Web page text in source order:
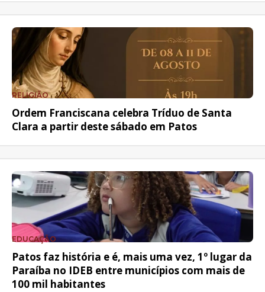
RELIGIÃO
Ordem Franciscana celebra Tríduo de Santa
Clara a partir deste sábado em Patos
EDUCAÇÃO
Patos faz história e é, mais uma vez, 1º lugar da
Paraíba no IDEB entre municípios com mais de
100 mil habitantes